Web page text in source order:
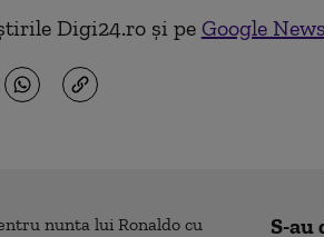
Digi24.ro și pe Google News
S-